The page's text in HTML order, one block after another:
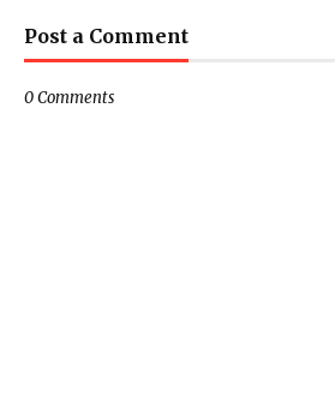
Post a Comment
0 Comments